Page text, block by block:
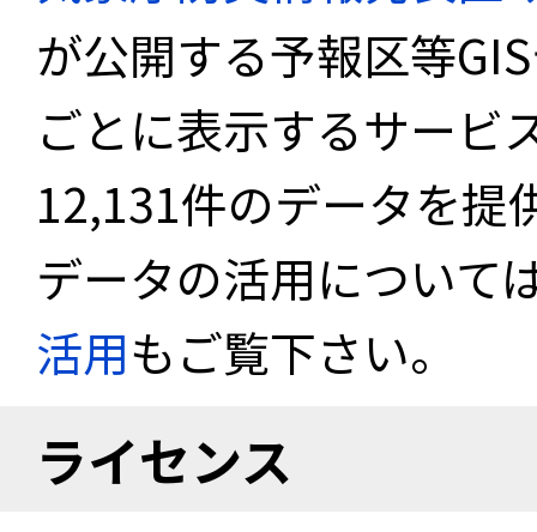
が公開する予報区等
ごとに表示するサービ
12,131件のデータを提
データの活用について
活用もご覧下さい。
ライセンス